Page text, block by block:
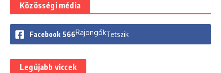
Közösségi média
Facebook 566RajongókTetszik
Legújabb viccek